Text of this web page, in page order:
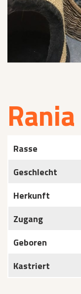
Rania
Rasse
Geschlecht
Herkunft
Zugang
Geboren
Kastriert